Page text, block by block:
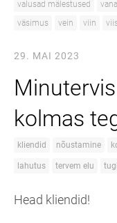
valusad mälestused
väsimus
vein viin
29. MAI 2023
kolmas
kliendid nõustamine
lahutus tervem elu
Head kliendid!